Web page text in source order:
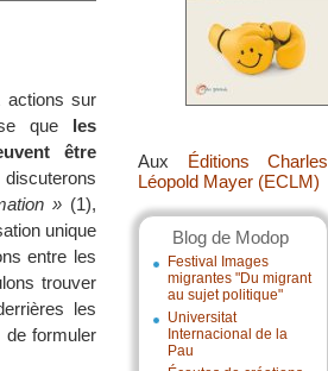
Aux Éditions Charles
Léopold Mayer (ECLM)
Blog de Modop
Festival Images
migrantes "Du migrant
au sujet politique"
Universitat
Internacional de la
Pau
actions sur
que les
être
» (1),
unique
entre les
trouver
les
de formuler